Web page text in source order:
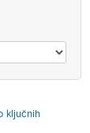
ključnih